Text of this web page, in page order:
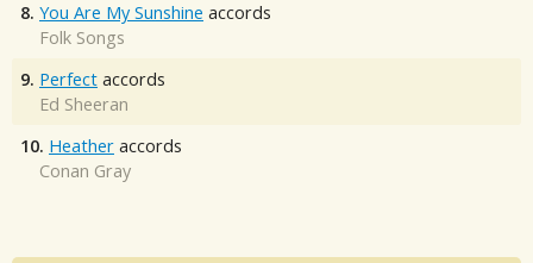
8. You Are My Sunshine accords
Folk Songs
9. Perfect accords
Ed Sheeran
10. Heather accords
Conan Gray